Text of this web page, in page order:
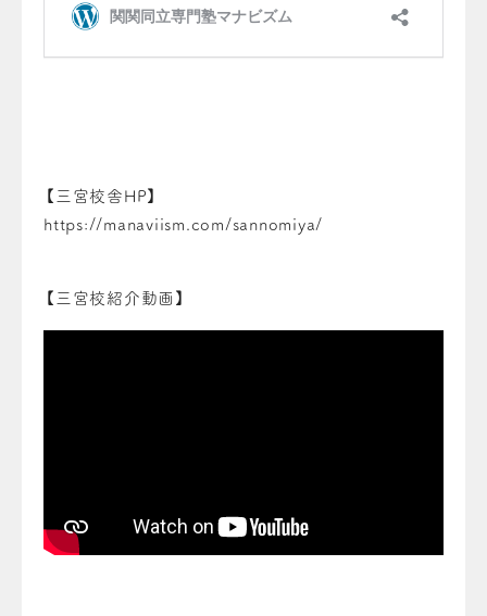
【三宮校舎HP】
https://manaviism.com/sannomiya/
【三宮校紹介動画】